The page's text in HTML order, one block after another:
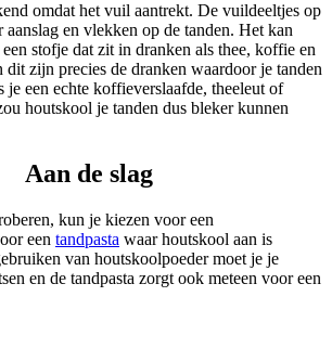
omdat het vuil aantrekt. De vuildeeltjes op
aanslag en vlekken op de tanden. Het kan
stofje dat zit in dranken als thee, koffie en
zijn precies de dranken waardoor je tanden
je een echte koffieverslaafde, theeleut of
houtskool je tanden dus bleker kunnen
Aan de slag
kun je kiezen voor een
een tandpasta waar houtskool aan is
van houtskoolpoeder moet je je
en de tandpasta zorgt ook meteen voor een